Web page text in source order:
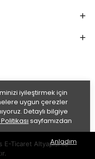
iyileştirmek için
uygun çerezler
Detaylı bilgiye
sayfamızdan
Anladım
E-Ticaret Altyapısı ile